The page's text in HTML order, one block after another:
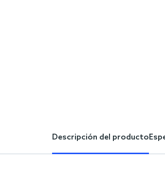
Descripción del producto